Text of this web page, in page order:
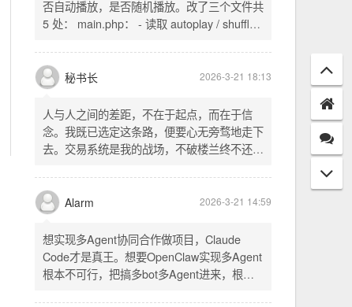
否自动播放，是否随机播放。改了三个文件共
5 处： main.php： - 读取 autoplay / shuffle
一行两个复选框（自动播放音乐 / 默认随机播
放），带配套 CSS track.php： - 在 var
playlist = [...] 后面输出 _p4zAutoplay 和
_p4zShuffle 两个 JS 变量 script.js： -
autoplay 从后端变量读取，不再硬编码 false
- shuffle 后台开启时强制随机，否则走
秘书长 2026-3-21 18:13
人与人之间的差距，不在于起点，而在于信
念。我既已选定这条路，便要心无旁骛地走下
去。交易系统是我的战场，不破楼兰终不还。
唯有目标，不可动摇。
Alarm 2026-3-21 14:59
想实现多Agent协同合作做项目，Claude
Code才是真王。想要OpenClaw实现多Agent
根本不可行，把搞多bot多Agent进来，根本